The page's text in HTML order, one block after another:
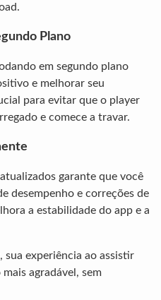
Plano
em segundo plano
e melhorar seu
para evitar que o player
e comece a travar.
garante que você
desempenho e correções de
a estabilidade do app e a
sua experiência ao assistir
agradável, sem